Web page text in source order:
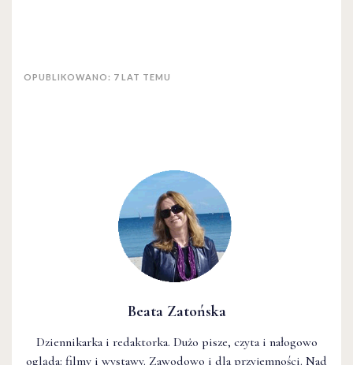
Beata Zatońska
Dziennikarka i redaktorka. Dużo pisze, czyta i nałogowo
ogląda: filmy i wystawy. Zawodowo i dla przyjemności. Nad
OPUBLIKOWANO: 7 LAT TEMU